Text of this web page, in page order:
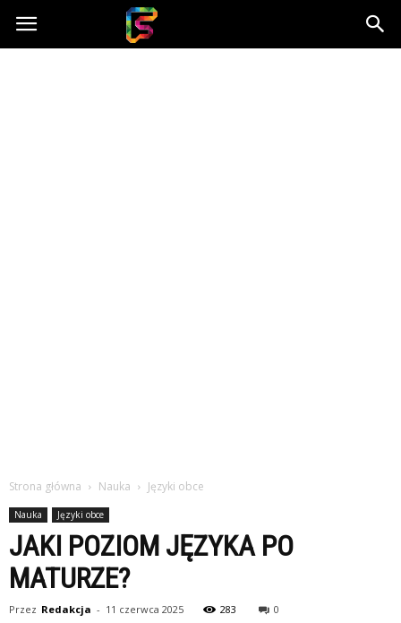
Fasingenergia.pl
Strona główna Nauka Języki obce
Nauka Języki obce
JAKI POZIOM JĘZYKA PO
MATURZE?
Przez Redakcja - 11 czerwca 2025 283 0